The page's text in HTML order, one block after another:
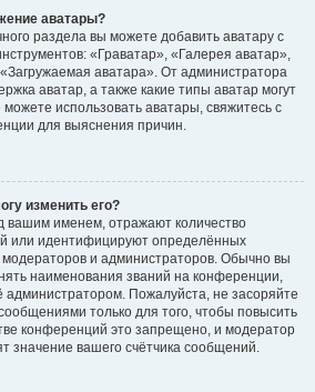
аватары?
раздела вы можете добавить аватару с
«Граватар», «Галерея аватар»,
аватара». От администратора
аватар, а также какие типы аватар могут
использовать аватары, свяжитесь с
для выяснения причин.
изменить его?
вашим именем, отражают количество
или идентифицируют определённых
и администраторов. Обычно вы
наименования званий на конференции,
администратором. Пожалуйста, не засоряйте
только для того, чтобы повысить
конференций это запрещено, и модератор
значение вашего счётчика сообщений.